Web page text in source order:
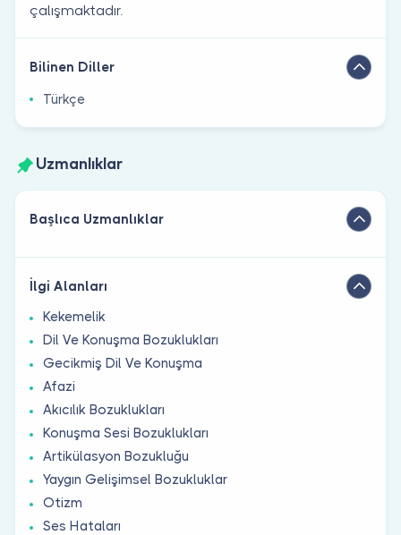
çalışmaktadır.
Bilinen Diller
Türkçe
Uzmanlıklar
Başlıca Uzmanlıklar
İlgi Alanları
Kekemelik
Dil Ve Konuşma Bozuklukları
Gecikmiş Dil Ve Konuşma
Afazi
Akıcılık Bozuklukları
Konuşma Sesi Bozuklukları
Artikülasyon Bozukluğu
Yaygın Gelişimsel Bozukluklar
Otizm
Ses Hataları